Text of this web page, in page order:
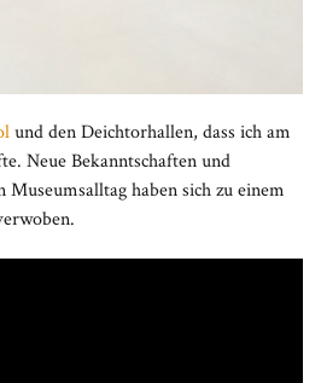
und den Deichtorhallen, dass ich am
Neue Bekanntschaften und
Museumsalltag haben sich zu einem